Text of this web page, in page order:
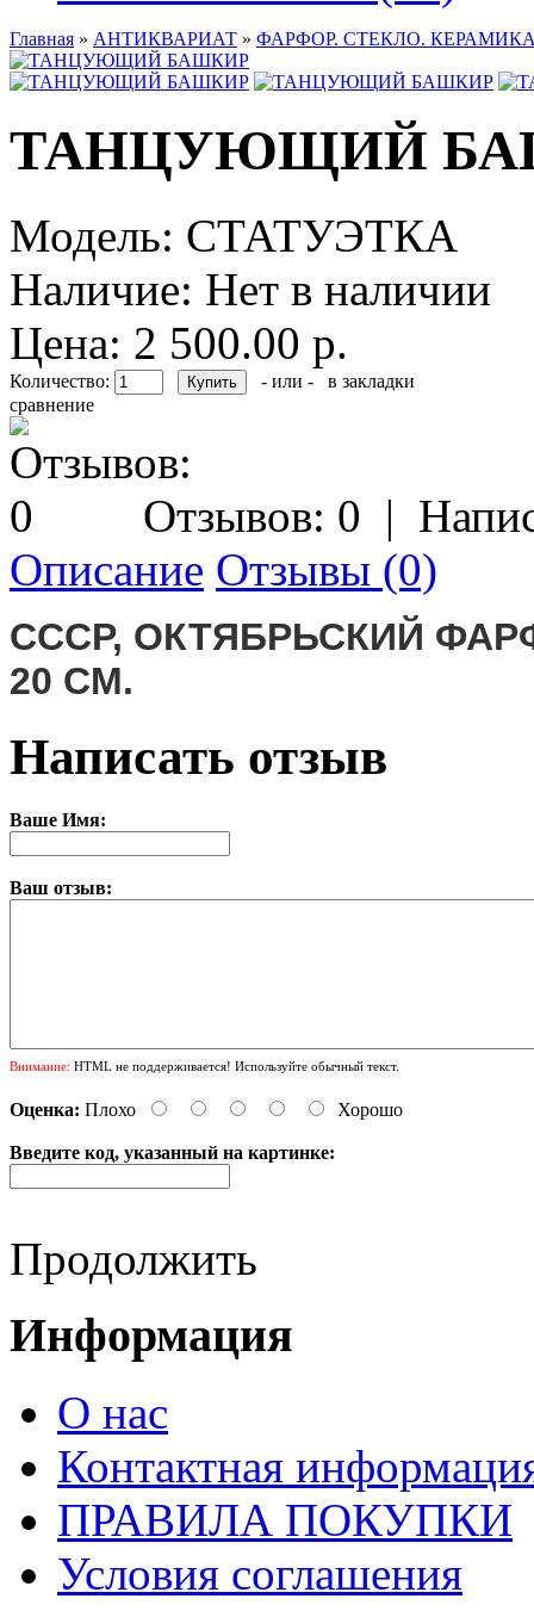
Главная » АНТИКВАРИАТ » ФАРФОР. СТЕКЛО.
ТАНЦУЮЩИЙ
Модель: СТАТУЭТКА
Наличие: Нет в наличии
Цена: 2 500.00 р.
Количество: - или -
в закладки
сравнение
Отзывов: 0 |
Описание Отзывы (0)
СССР, ОКТЯБРЬСКИЙ
20 СМ.
Написать отзыв
Ваше Имя:
Ваш отзыв:
Внимание: HTML не поддерживается! Используйте обычный текст.
Оценка: Плохо Хорошо
Введите код, указанный на картинке:
Продолжить
Информация
О нас
Контактная
ПРАВИЛА ПОКУПКИ
Условия соглашения